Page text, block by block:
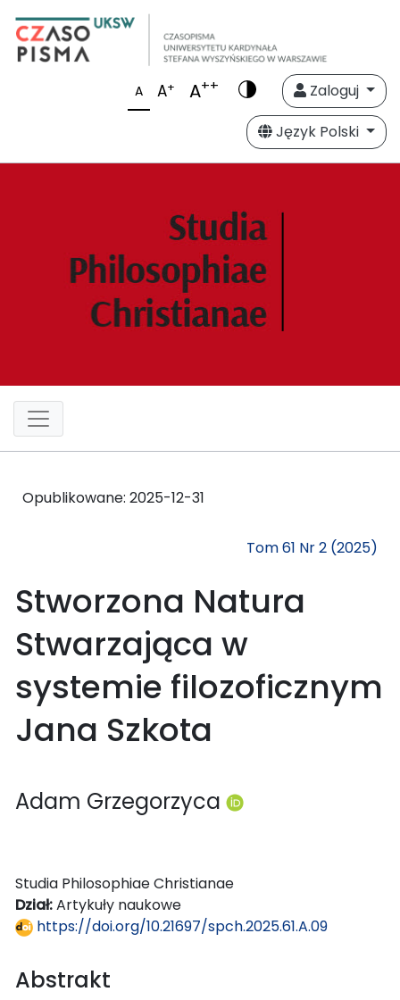
A A+ A++
Zaloguj
Język Polski
Opublikowane: 2025-12-31
Tom 61 Nr 2 (2025)
Stworzona Natura
Stwarzająca w
systemie filozoficznym
Jana Szkota
Adam Grzegorzyca
Studia Philosophiae Christianae
Dział:Artykuły naukowe
https://doi.org/10.21697/spch.2025.61.A.09
Abstrakt